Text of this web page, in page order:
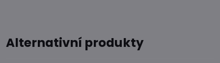
Alternativní produkty